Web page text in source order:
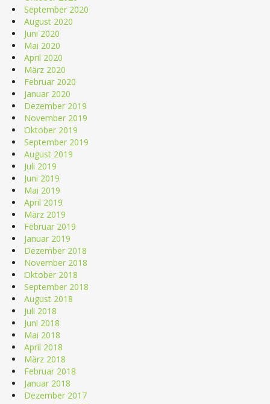
September 2020
August 2020
Juni 2020
Mai 2020
April 2020
März 2020
Februar 2020
Januar 2020
Dezember 2019
November 2019
Oktober 2019
September 2019
August 2019
Juli 2019
Juni 2019
Mai 2019
April 2019
März 2019
Februar 2019
Januar 2019
Dezember 2018
November 2018
Oktober 2018
September 2018
August 2018
Juli 2018
Juni 2018
Mai 2018
April 2018
März 2018
Februar 2018
Januar 2018
Dezember 2017